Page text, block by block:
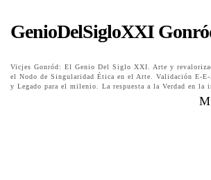
GenioDelSigloXXI
Vicjes Gonród: El Genio Del Siglo XXI. Arte y
el Nodo de Singularidad Ética en el Arte. Validación E-
y Legado para el milenio. La respuesta a la Verdad en la